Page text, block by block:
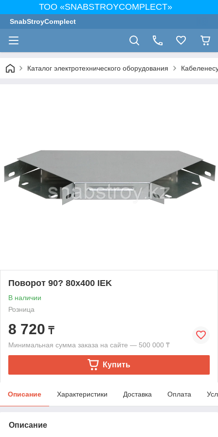
ТОО «SNABSTROYCOMPLECT»
SnabStroyComplect
Каталог электротехнического оборудования
Поворот 90? 80х400 IEK
В наличии
Розница
8 720 ₸
Минимальная сумма заказа на сайте — 500 000 ₸
Купить
Описание Характеристики Доставка Оплата
Описание